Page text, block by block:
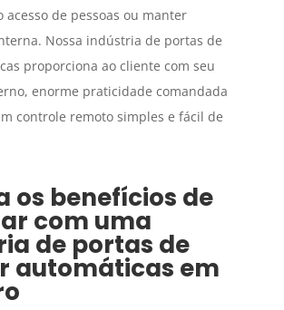
acesso de pessoas ou manter
Nossa indústria de portas de
proporciona ao cliente com seu
enorme praticidade comandada
controle remoto simples e fácil de
os benefícios de
com uma
de portas de
automáticas em